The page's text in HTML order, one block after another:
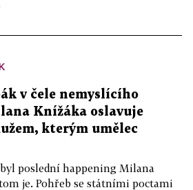
v čele nemyslícího
Knížáka oslavuje
kterým umělec
poslední happening Milana
je. Pohřeb se státními poctami